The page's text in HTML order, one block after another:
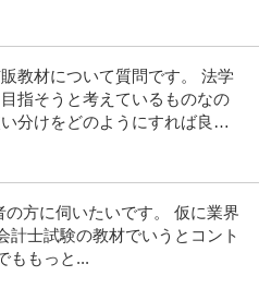
】元警察官募集｜300万会員を突破！
提供：doda
この条件の求人をもっと見る
教材について質問です。 法学
指そうと考えているものなの
分けをどのようにすれば良い
方に伺いたいです。 仮に業界
計士試験の教材でいうとコント
ももっと...